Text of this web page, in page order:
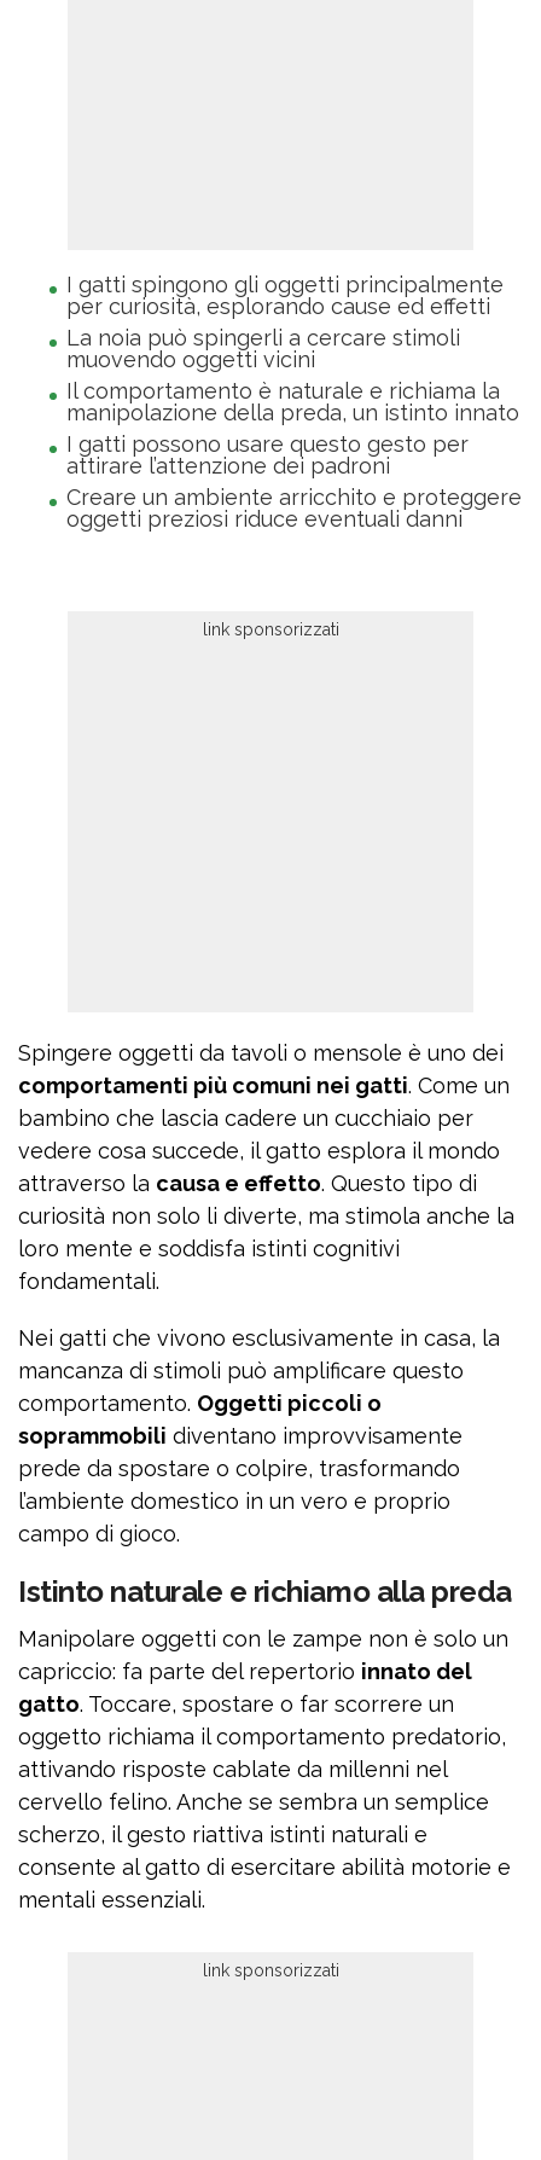
I gatti spingono gli oggetti principalmente
per curiosità, esplorando cause ed effetti
La noia può spingerli a cercare stimoli
muovendo oggetti vicini
Il comportamento è naturale e richiama la
manipolazione della preda, un istinto innato
I gatti possono usare questo gesto per
attirare l’attenzione dei padroni
Creare un ambiente arricchito e proteggere
oggetti preziosi riduce eventuali danni
Spingere oggetti da tavoli o mensole è uno dei
comportamenti più comuni nei gatti. Come un
bambino che lascia cadere un cucchiaio per
vedere cosa succede, il gatto esplora il mondo
attraverso la causa e effetto. Questo tipo di
curiosità non solo li diverte, ma stimola anche la
loro mente e soddisfa istinti cognitivi
fondamentali.
Nei gatti che vivono esclusivamente in casa, la
mancanza di stimoli può amplificare questo
comportamento. Oggetti piccoli o
soprammobili diventano improvvisamente
prede da spostare o colpire, trasformando
l’ambiente domestico in un vero e proprio
campo di gioco.
Istinto naturale e richiamo alla preda
Manipolare oggetti con le zampe non è solo un
capriccio: fa parte del repertorio innato del
gatto. Toccare, spostare o far scorrere un
oggetto richiama il comportamento predatorio,
attivando risposte cablate da millenni nel
cervello felino. Anche se sembra un semplice
scherzo, il gesto riattiva istinti naturali e
consente al gatto di esercitare abilità motorie e
mentali essenziali.